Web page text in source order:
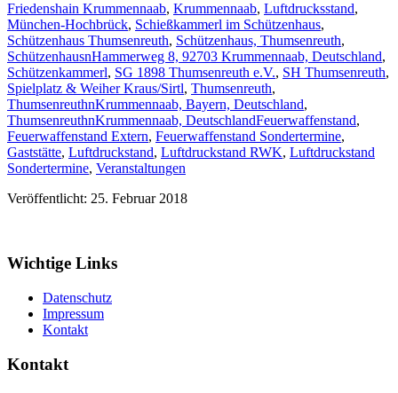
Friedenshain Krummennaab, Krummennaab, Luftdrucksstand,
München-Hochbrück, Schießkammerl im Schützenhaus,
Schützenhaus Thumsenreuth, Schützenhaus, Thumsenreuth,
SchützenhausnHammerweg 8, 92703 Krummennaab, Deutschland,
Schützenkammerl, SG 1898 Thumsenreuth e.V., SH Thumsenreuth,
Spielplatz & Weiher Kraus/Sirtl, Thumsenreuth,
ThumsenreuthnKrummennaab, Bayern, Deutschland,
ThumsenreuthnKrummennaab, DeutschlandFeuerwaffenstand,
Feuerwaffenstand Extern, Feuerwaffenstand Sondertermine,
Gaststätte, Luftdruckstand, Luftdruckstand RWK, Luftdruckstand
Sondertermine, Veranstaltungen
Veröffentlicht: 25. Februar 2018
Wichtige Links
Datenschutz
Impressum
Kontakt
Kontakt